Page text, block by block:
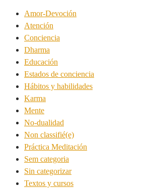
Amor-Devoción
Atención
Conciencia
Dharma
Educación
Estados de conciencia
Hábitos y habilidades
Karma
Mente
No-dualidad
Non classifié(e)
Práctica Meditación
Sem categoria
Sin categorizar
Textos y cursos